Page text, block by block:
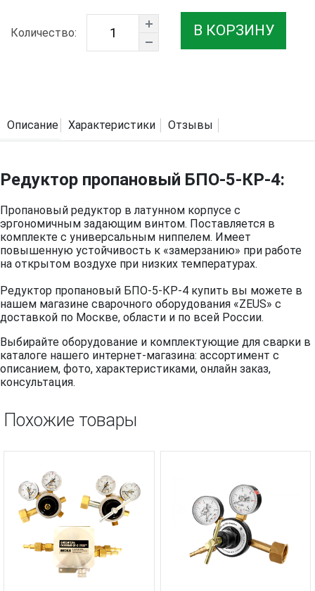
Количество: В КОРЗИНУ
Описание Характеристики Отзывы
Редуктор пропановый БПО-5-КР-4:
Пропановый редуктор в латунном корпусе с
эргономичным задающим винтом. Поставляется в
комплекте с универсальным ниппелем. Имеет
повышенную устойчивость к «замерзанию» при работе
на открытом воздухе при низких температурах.
Редуктор пропановый БПО-5-КР-4 купить вы можете в
нашем магазине сварочного оборудования «ZEUS» с
доставкой по Москве, области и по всей России.
Выбирайте оборудование и комплектующие для сварки в
каталоге нашего интернет-магазина: ассортимент с
описанием, фото, характеристиками, онлайн заказ,
консультация.
Похожие товары